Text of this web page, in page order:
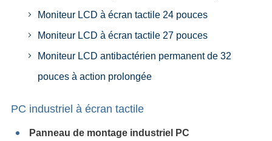
Moniteur LCD à écran tactile 24 pouces
Moniteur LCD à écran tactile 27 pouces
Moniteur LCD antibactérien permanent de 32
pouces à action prolongée
PC industriel à écran tactile
Panneau de montage industriel PC